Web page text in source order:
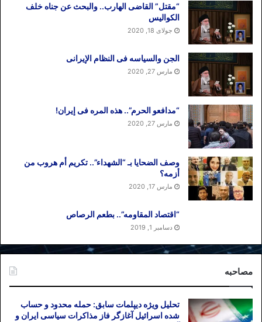
“مقتل” القاضی الهارب.. والبحث عن جناه خلف
الکوالیس
جولای 18, 2020
الجن والسیاسه فی النظام اﻹیرانی
مارس 27, 2020
“مدافعو الحرم”.. هذه المره فی إیران!
مارس 27, 2020
وصف الضحایا بـ “الشهداء”.. تکریم أم هروب من
أزمه؟
مارس 17, 2020
“اقتصاد المقاومه”.. بطعم الرصاص
دسامبر 1, 2019
مصاحبه
تحلیل ویژه دیپلمات سابق: حمله محدود و حساب
شده اسرائیل آغازگر فاز مذاکرات سیاسی ایران و